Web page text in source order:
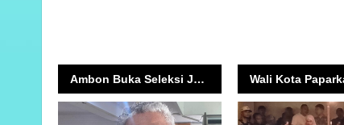
Ambon Buka Seleksi JPT 2025: Prioritas Kompetensi dan Transparansi